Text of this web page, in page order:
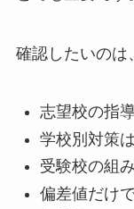
確認したいのは、
志望校の指
学校別対策
受験校の組
偏差値だけ